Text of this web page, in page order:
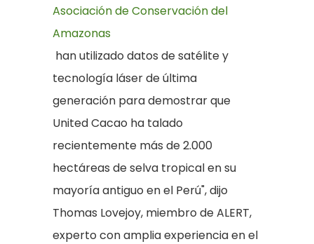
Asociación de Conservación del
Amazonas
han utilizado datos de satélite y
tecnología láser de última
generación para demostrar que
United Cacao ha talado
recientemente más de 2.000
hectáreas de selva tropical en su
mayoría antiguo en el Perú", dijo
Thomas Lovejoy, miembro de ALERT,
experto con amplia experiencia en el